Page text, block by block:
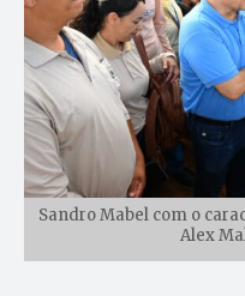
Sandro Mabel com o
Alex